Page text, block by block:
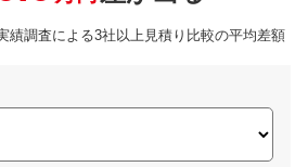
績調査による3社以上見積り比較の平均差額